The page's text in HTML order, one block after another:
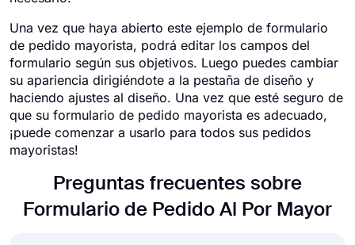
Una vez que haya abierto este ejemplo de formulario
de pedido mayorista, podrá editar los campos del
formulario según sus objetivos. Luego puedes cambiar
su apariencia dirigiéndote a la pestaña de diseño y
haciendo ajustes al diseño. Una vez que esté seguro de
que su formulario de pedido mayorista es adecuado,
¡puede comenzar a usarlo para todos sus pedidos
mayoristas!
Preguntas frecuentes sobre
Formulario de Pedido Al Por Mayor